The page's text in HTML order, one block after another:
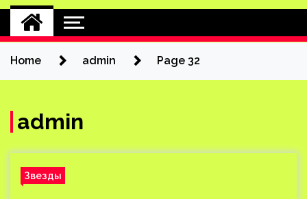
Home admin Page 32
admin
Звезды